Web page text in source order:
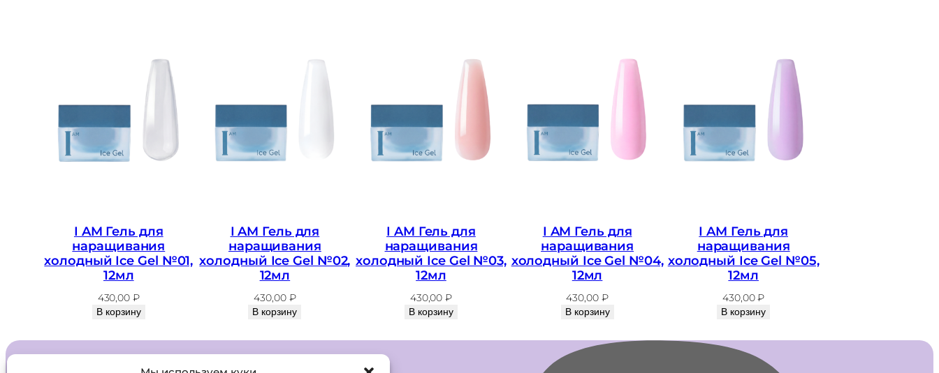
л
ь
д
о
д
р
I AM Гель для
наращивания
холодный Ice Gel №01,
12мл
430,00 ₽
В корзину
I AM Гель для
наращивания
холодный Ice Gel №02,
12мл
430,00 ₽
В корзину
I AM Гель для
наращивания
холодный Ice Gel №03,
12мл
430,00₽
В корзину
I AM Гель для
наращивания
холодный Ice Gel №04,
12мл
430,00 ₽
В корзину
I AM Гель для
наращивания
холодный Ice Gel №05,
12мл
430,00₽
В корзину